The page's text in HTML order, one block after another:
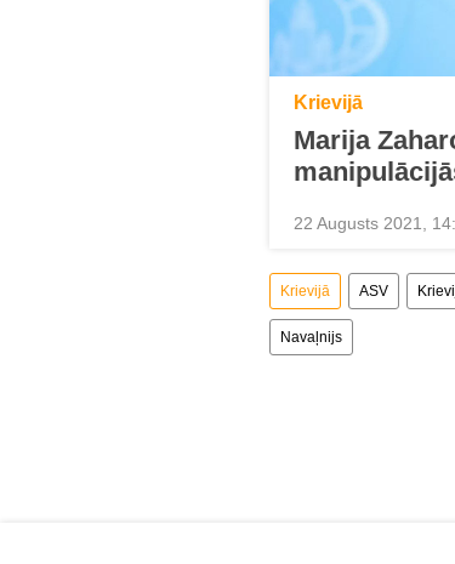
Krievijā
Marija
22 Augusts 2021,
Krievijā ASV
Navaļnijs